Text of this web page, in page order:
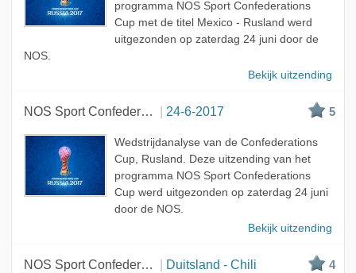
programma NOS Sport Confederations
Cup met de titel Mexico - Rusland werd
uitgezonden op zaterdag 24 juni door de
NOS.
Bekijk uitzending
NOS Sport Confederations Cup 24-6-2017 5
Wedstrijdanalyse van de Confederations
Cup, Rusland. Deze uitzending van het
programma NOS Sport Confederations
Cup werd uitgezonden op zaterdag 24 juni
door de NOS.
Bekijk uitzending
NOS Sport Confederations Cup Duitsland - Chili 4